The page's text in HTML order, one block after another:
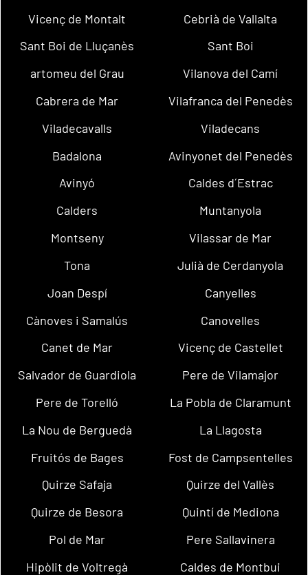
Vicenç de Montalt
Cebrià de Vallalta
Sant Boi de Lluçanès
Sant Boi
artomeu del Grau
Vilanova del Camí
Cabrera de Mar
Vilafranca del Penedès
Viladecavalls
Viladecans
Badalona
Avinyonet del Penedès
Avinyó
Caldes d´Estrac
Calders
Muntanyola
Montseny
Vilassar de Mar
Tona
Julià de Cerdanyola
Joan Despí
Canyelles
Cànoves i Samalús
Canovelles
Canet de Mar
Vicenç de Castellet
Salvador de Guardiola
Pere de Vilamajor
Pere de Torelló
La Pobla de Claramunt
La Nou de Berguedà
La Llagosta
Fruitós de Bages
Fost de Campsentelles
Quirze Safaja
Quirze del Vallès
Quirze de Besora
Quintí de Mediona
Pol de Mar
Pere Sallavinera
Hipòlit de Voltregà
Caldes de Montbui